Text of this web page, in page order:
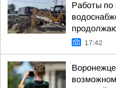
Работы по
17:42